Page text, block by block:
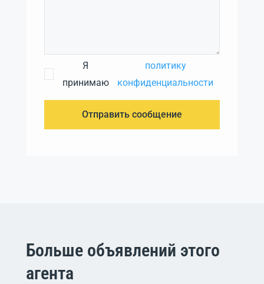
Я
принимаю
политику
конфиденциальности
Отправить сообщение
Больше объявлений этого
агента